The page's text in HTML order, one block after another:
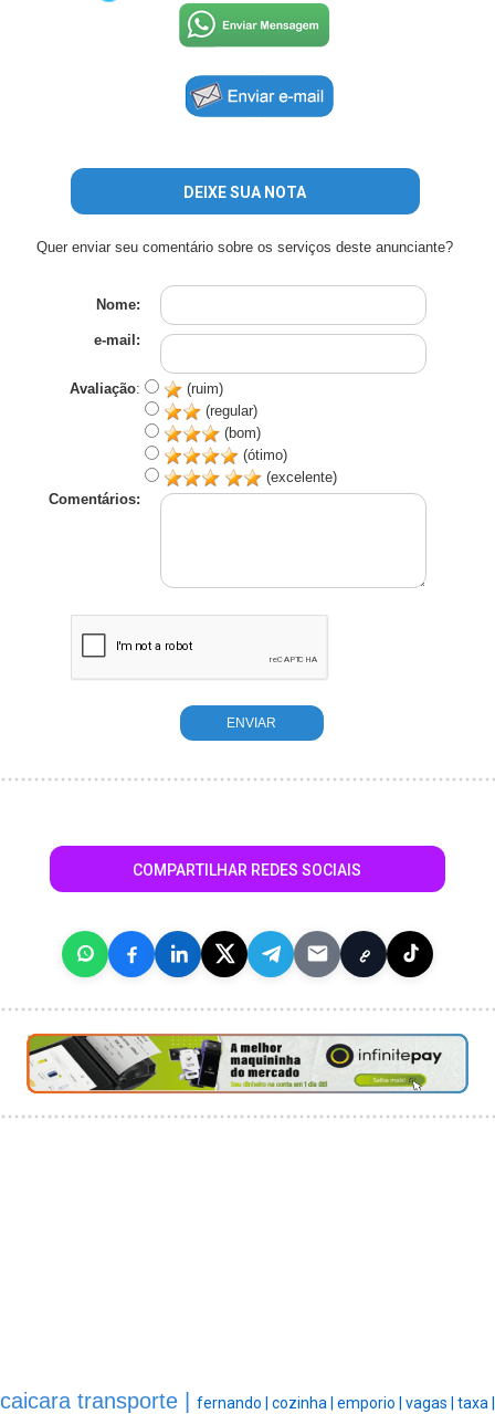
DEIXE SUA NOTA
Quer enviar seu comentário sobre os serviços deste anunciante?
Nome:
e-mail:
Avaliação:
(ruim)
(regular)
(bom)
(ótimo)
(excelente)
Comentários:
COMPARTILHAR REDES SOCIAIS
caicara transporte | fernando | cozinha | emporio | vagas | taxa |